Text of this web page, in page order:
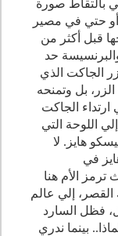
بالتقاط صورة
حتي في مصير
قبل أكثر من
حد
الجاكت الذي
بل وتمنحه
الجاكت
اللوحة التي
هايز. لا
في
الأم هنا
إلي عالم
فظل السارد
بينما ندري